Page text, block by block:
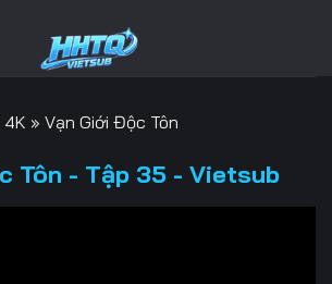
4K » Vạn Giới Độc Tôn
Tôn - Tập 35 - Vietsub